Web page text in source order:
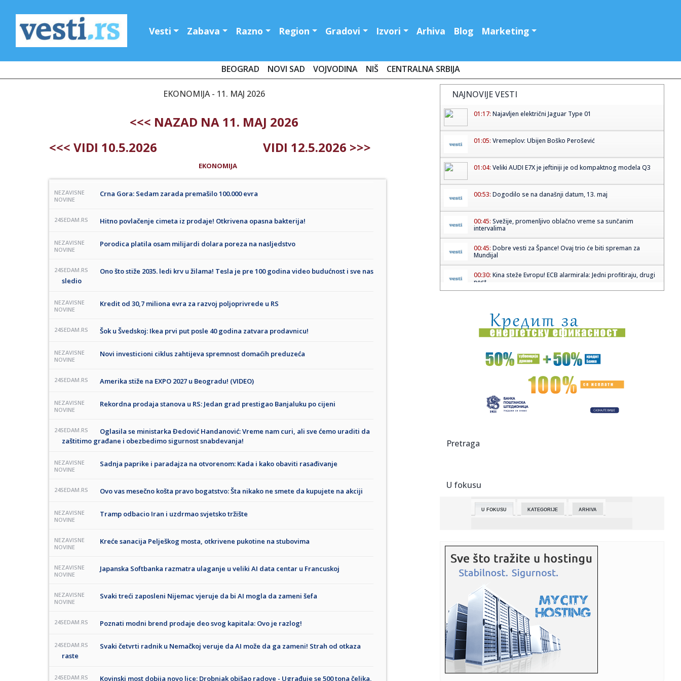
Vesti Zabava Razno Region Gradovi Izvori Arhiva Blog Marketing
BEOGRAD NOVI SAD VOJVODINA NIŠ CENTRALNA SRBIJA
EKONOMIJA - 11. MAJ 2026
<<< NAZAD NA 11. MAJ 2026
<<< VIDI 10.5.2026
VIDI 12.5.2026 >>>
EKONOMIJA
NEZAVISNE
NOVINE
Crna Gora: Sedam zarada premašilo 100.000 evra
24SEDAM.RS Hitno povlačenje cimeta iz prodaje! Otkrivena opasna bakterija!
NEZAVISNE
NOVINE
Porodica platila osam milijardi dolara poreza na nasljedstvo
24SEDAM.RS
Ono što stiže 2035. ledi krv u žilama! Tesla je pre 100 godina video budućnost i sve nas
sledio
NEZAVISNE
NOVINE
Kredit od 30,7 miliona evra za razvoj poljoprivrede u RS
24SEDAM.RS Šok u Švedskoj: Ikea prvi put posle 40 godina zatvara prodavnicu!
NEZAVISNE
NOVINE
Novi investicioni ciklus zahtijeva spremnost domaćih preduzeća
24SEDAM.RS Amerika stiže na EXPO 2027 u Beogradu! (VIDEO)
NEZAVISNE
NOVINE
Rekordna prodaja stanova u RS: Jedan grad prestigao Banjaluku po cijeni
24SEDAM.RS
Oglasila se ministarka Đedović Handanović: Vreme nam curi, ali sve ćemo uraditi da
zaštitimo građane i obezbedimo sigurnost snabdevanja!
NEZAVISNE
NOVINE
Sadnja paprike i paradajza na otvorenom: Kada i kako obaviti rasađivanje
24SEDAM.RS Ovo vas mesečno košta pravo bogatstvo: Šta nikako ne smete da kupujete na akciji
NEZAVISNE
NOVINE
Tramp odbacio Iran i uzdrmao svjetsko tržište
NEZAVISNE
NOVINE
Kreće sanacija Pelješkog mosta, otkrivene pukotine na stubovima
NEZAVISNE
NOVINE
Japanska Softbanka razmatra ulaganje u veliki AI data centar u Francuskoj
NEZAVISNE
NOVINE
Svaki treći zaposleni Nijemac vjeruje da bi AI mogla da zameni šefa
24SEDAM.RS Poznati modni brend prodaje deo svog kapitala: Ovo je razlog!
24SEDAM.RS
Svaki četvrti radnik u Nemačkoj veruje da AI može da ga zameni! Strah od otkaza
raste
24SEDAM.RS
Kovinski most dobija novo lice: Drobnjak obišao radove - Ugrađuje se 500 tona čelika,
NAJNOVIJE VESTI
01:17: Najavljen električni Jaguar Type 01
01:05: Vremeplov: Ubijen Boško Perošević
01:04: Veliki AUDI E7X je jeftiniji je od kompaktnog modela Q3
00:53: Dogodilo se na današnji datum, 13. maj
00:45: Svežije, promenljivo oblačno vreme sa sunčanim
intervalima
00:45: Dobre vesti za Špance! Ovaj trio će biti spreman za
Mundijal
00:30: Kina steže Evropu! ECB alarmirala: Jedni profitiraju, drugi
nest...
00:15:Šta Srbi najviše jedu? Krompir zatrpao trpezu, evo bez
čega na...
00:01:Srbija i Hrvatska u finalu Evrovizije
Drama u centru Niša! Autobus naglo zakočio, putnici
23:49:Srbija slavi uspeh u Beču: Lavina u finalu Evrovizije 2026.
istom timu!
23:34:
23:28:
Taksista u Turskoj oduševio celu zemlju: Otmičar mu
23:20:Srbija u finalu Evrovizije: Lavina prošla dalje
23:16:RONALDO U ŠOKU: Titula izmakla u 98. minutu zbog
bizarnog autogo...
23:14:Darko Lazić prvi put o čoveku koji mu je usmrtio brata:
"Opra...
23:13:“Dubočica” opet izgubila
Pretraga
U fokusu
U FOKUSU KATEGORIJE ARHIVA